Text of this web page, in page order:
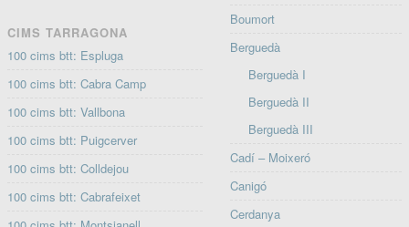
CIMS TARRAGONA
100 cims btt: Espluga
100 cims btt: Cabra Camp
100 cims btt: Vallbona
100 cims btt: Puigcerver
100 cims btt: Colldejou
100 cims btt: Cabrafeixet
Boumort
Berguedà
Berguedà I
Berguedà II
Berguedà III
Cadí – Moixeró
Canigó
Cerdanya